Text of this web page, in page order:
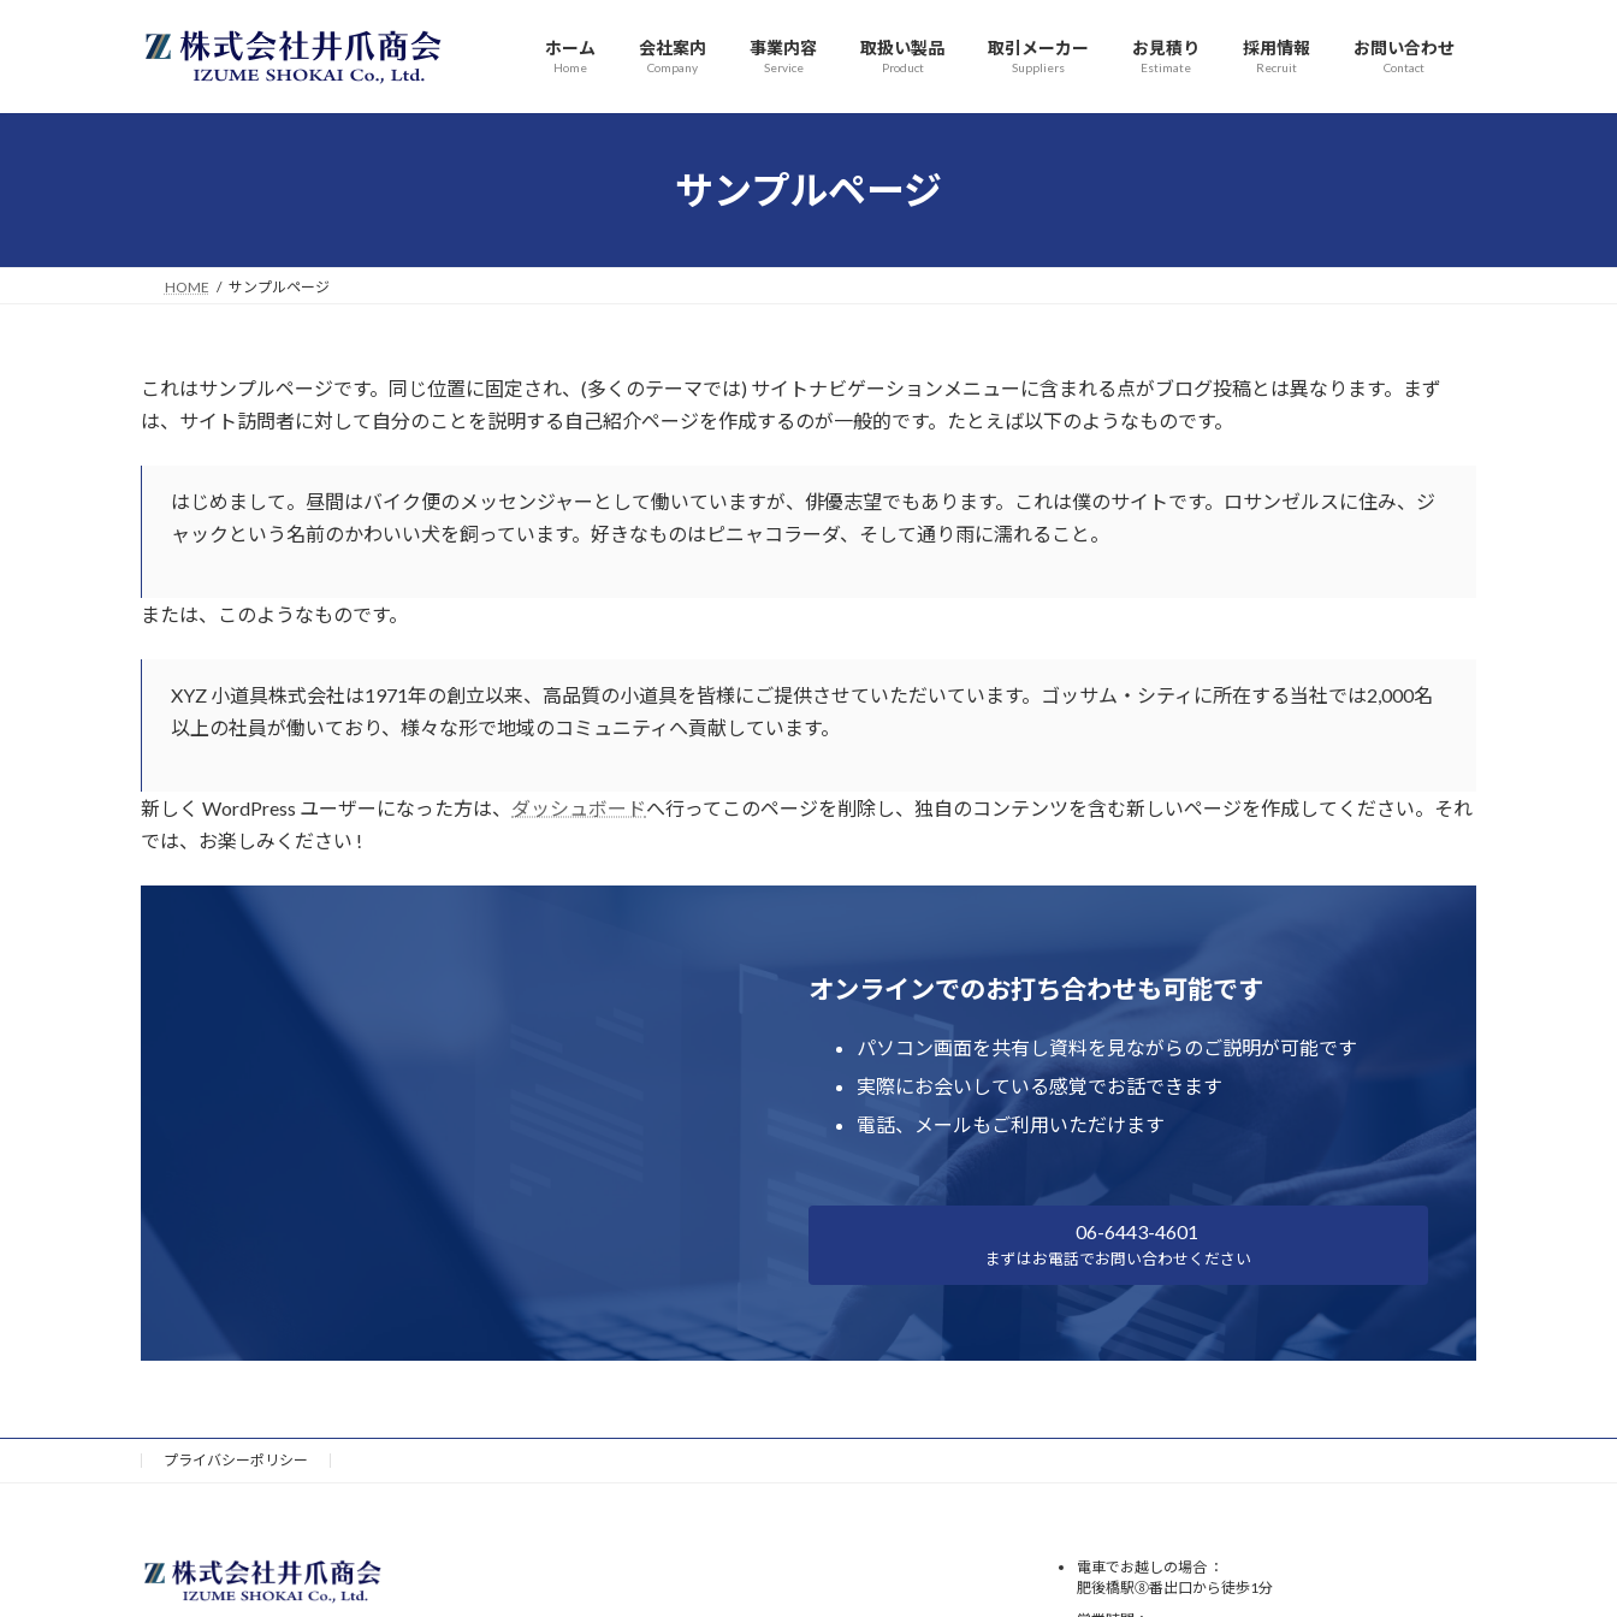
プ
動
ホーム
Home
会社案内
Company
事業内容
Service
取扱い製品
Product
取引メーカー
Suppliers
お見積り
Estimate
採用情報
Recruit
お問い合わせ
Contact
サンプルページ
HOME サンプルページ
これはサンプルページです。同じ位置に固定され、(多くのテーマでは) サイトナビゲーションメニューに含まれる点がブログ投稿とは異なります。まず
は、サイト訪問者に対して自分のことを説明する自己紹介ページを作成するのが一般的です。たとえば以下のようなものです。
はじめまして。昼間はバイク便のメッセンジャーとして働いていますが、俳優志望でもあります。これは僕のサイトです。ロサンゼルスに住み、ジ
ャックという名前のかわいい犬を飼っています。好きなものはピニャコラーダ、そして通り雨に濡れること。
または、このようなものです。
XYZ 小道具株式会社は1971年の創立以来、高品質の小道具を皆様にご提供させていただいています。ゴッサム・シティに所在する当社では2,000名
以上の社員が働いており、様々な形で地域のコミュニティへ貢献しています。
新しく WordPress ユーザーになった方は、 ダッシュボードへ行ってこのページを削除し、独自のコンテンツを含む新しいページを作成してください。それ
では、お楽しみください !
オンラインでのお打ち合わせも可能です
パソコン画面を共有し資料を見ながらのご説明が可能です
実際にお会いしている感覚でお話できます
電話、メールもご利用いただけます
06-6443-4601
まずはお電話でお問い合わせください
プライバシーポリシー
電車でお越しの場合 ：
肥後橋駅⑧番出口から徒歩1分